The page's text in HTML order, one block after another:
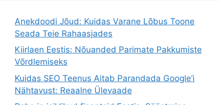
Anekdoodi Jõud: Kuidas Varane Lõbus Toone
Seada Teie Rahaasjades
Kiirlaen Eestis: Nõuanded Parimate Pakkumiste
Võrdlemiseks
Kuidas SEO Teenus Aitab Parandada Google’i
Nähtavust: Reaalne Ülevaade